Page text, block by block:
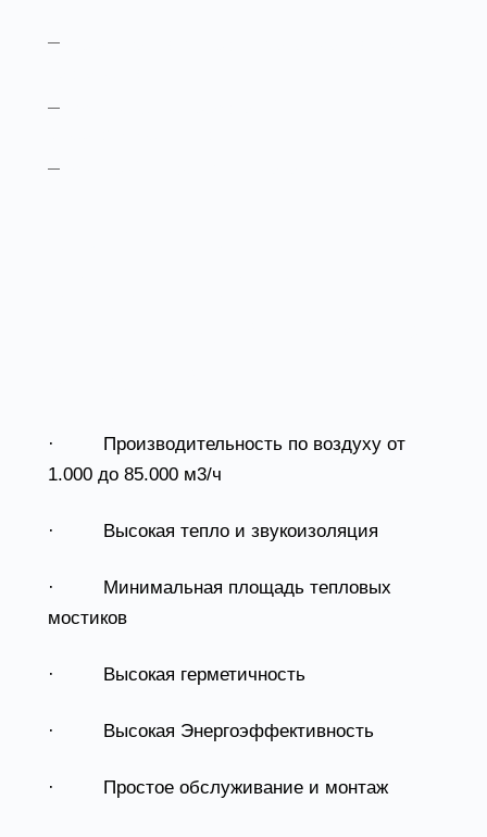
· Производительность по воздуху от
1.000 до 85.000 м3/ч
· Высокая тепло и звукоизоляция
· Минимальная площадь тепловых
мостиков
· Высокая герметичность
· Высокая Энергоэффективность
· Простое обслуживание и монтаж